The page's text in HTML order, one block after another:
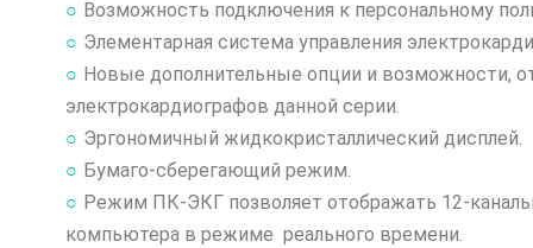
Возможность подключения к персональному
Элементарная система управления
Новые дополнительные опции и возможности,
электрокардиографов данной серии.
Эргономичный жидкокристаллический дисплей.
Бумаго-сберегающий режим.
Режим ПК-ЭКГ позволяет отображать 12-
компьютера в режиме реального времени.